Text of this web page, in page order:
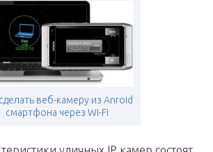
веб-камеру из Anroid
смартфона через Wi-Fi